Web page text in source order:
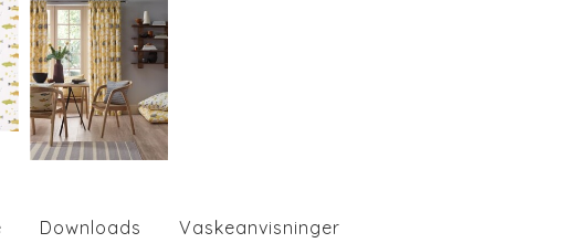
Downloads Vaskeanvisninger